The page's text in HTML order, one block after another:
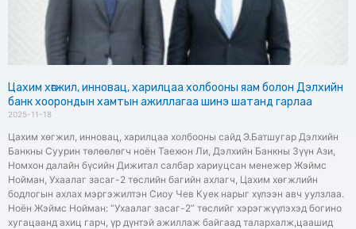
Цахим хөгжил, инновац, харилцаа холбооны яам болон Дэлхийн
банк хоорондын хамтын ажиллагаа шинэ шатанд гарлаа
2025-11-18
Цахим хөгжил, инновац, харилцаа холбооны сайд Э.Батшугар Дэлхийн
Банкны Суурин төлөөлөгч ноён Таехюн Ли, Дэлхийн Банкны Зүүн Ази,
Номхон далайн бүсийн Дижитал салбар хариуцсан менежер Жэймс
Нойман, Ухаалаг засаг-2 төслийн багийн ахлагч, Цахим хөгжлийн
бодлогын ахлах мэргэжилтэн Сиоу Чев Куек нарыг хүлээн авч уулзлаа.
Ноён Жэймс Нойман: “Ухаалаг засаг-2” төслийг хэрэгжүүлэхэд богино
хугацаанд ахиц гарч, үр дүнтэй ажиллаж байгаад талархалж,цаашид